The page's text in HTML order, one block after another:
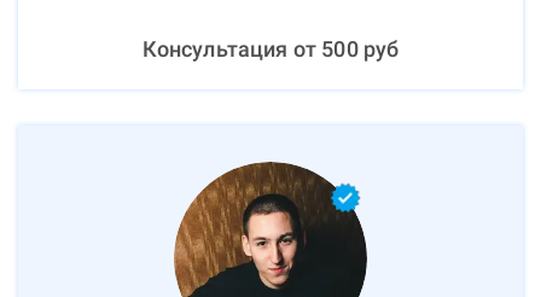
Консультация от 500руб